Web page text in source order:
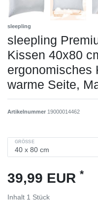
sleepling
sleepling
Kissen 40x80
ergonomisches
warme Seite,
Artikelnummer 19000014462
GRÖSSE
39,99 EUR *
Inhalt 1 Stück